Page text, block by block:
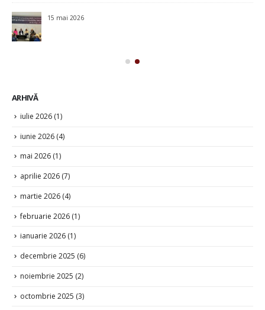
15 mai 2026
ARHIVĂ
iulie 2026 (1)
iunie 2026 (4)
mai 2026 (1)
aprilie 2026 (7)
martie 2026 (4)
februarie 2026 (1)
ianuarie 2026 (1)
decembrie 2025 (6)
noiembrie 2025 (2)
octombrie 2025 (3)